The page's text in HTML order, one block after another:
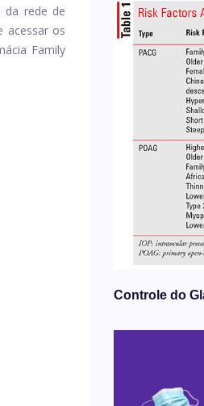
da rede de
acessar os
Family
Controle do